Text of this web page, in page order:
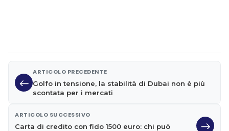
ARTICOLO PRECEDENTE
Golfo in tensione, la stabilità di Dubai non è più
scontata per i mercati
ARTICOLO SUCCESSIVO
Carta di credito con fido 1500 euro: chi può